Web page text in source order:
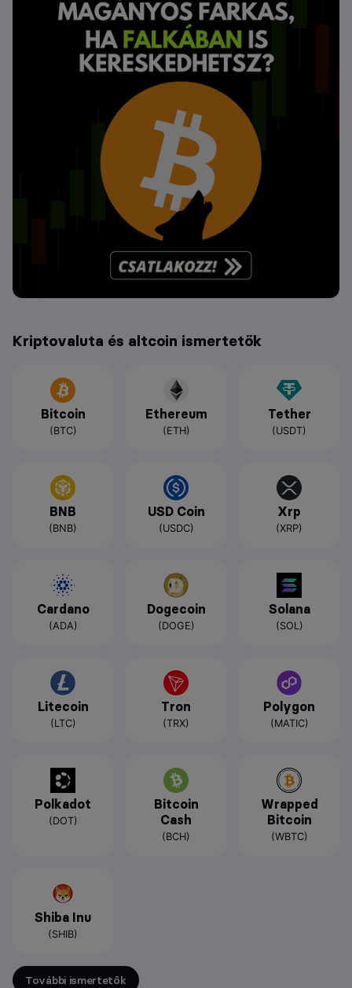
Kriptovaluta és altcoin ismertetők
Bitcoin
(BTC)
Ethereum
(ETH)
Tether
(USDT)
BNB
(BNB)
USD Coin
(USDC)
Xrp
(XRP)
Cardano
(ADA)
Dogecoin
(DOGE)
Solana
(SOL)
Litecoin
(LTC)
Tron
(TRX)
Polygon
(MATIC)
Polkadot
(DOT)
Bitcoin
Cash
(BCH)
Wrapped
Bitcoin
(WBTC)
Shiba Inu
(SHIB)
További ismertetők